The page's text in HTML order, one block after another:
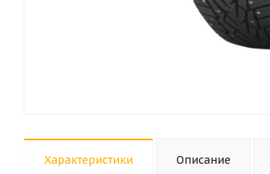
Характеристики Описание